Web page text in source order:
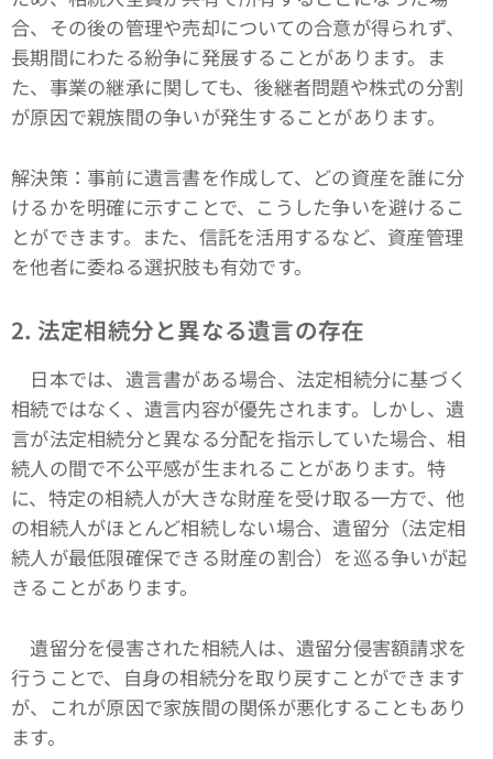
合、その後の管理や売却についての合意が得られず、
長期間にわたる紛争に発展することがあります。ま
た、事業の継承に関しても、後継者問題や株式の分割
が原因で親族間の争いが発生することがあります。
解決策：事前に遺言書を作成して、どの資産を誰に分
けるかを明確に示すことで、こうした争いを避けるこ
とができます。また、信託を活用するなど、資産管理
を他者に委ねる選択肢も有効です。
2. 法定相続分と異なる遺言の存在
日本では、遺言書がある場合、法定相続分に基づく
相続ではなく、遺言内容が優先されます。しかし、遺
言が法定相続分と異なる分配を指示していた場合、相
続人の間で不公平感が生まれることがあります。特
に、特定の相続人が大きな財産を受け取る一方で、他
の相続人がほとんど相続しない場合、遺留分（法定相
続人が最低限確保できる財産の割合）を巡る争いが起
きることがあります。
遺留分を侵害された相続人は、遺留分侵害額請求を
行うことで、自身の相続分を取り戻すことができます
が、これが原因で家族間の関係が悪化することもあり
ます。